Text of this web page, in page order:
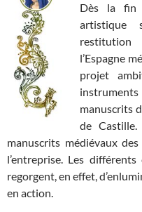
Dès la fin
artistique
restitution
l’Espagne
projet
manuscrits
de
manuscrits médiévaux
l’entreprise. Les
regorgent, en effet,
en action.